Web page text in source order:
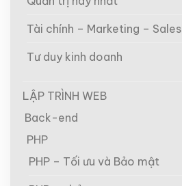
Tài chính – Marketing – Sales
Tư duy kinh doanh
LẬP TRÌNH WEB
Back-end
PHP
PHP – Tối ưu và Bảo mật